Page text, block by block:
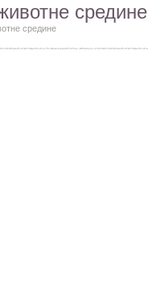
средине
средине